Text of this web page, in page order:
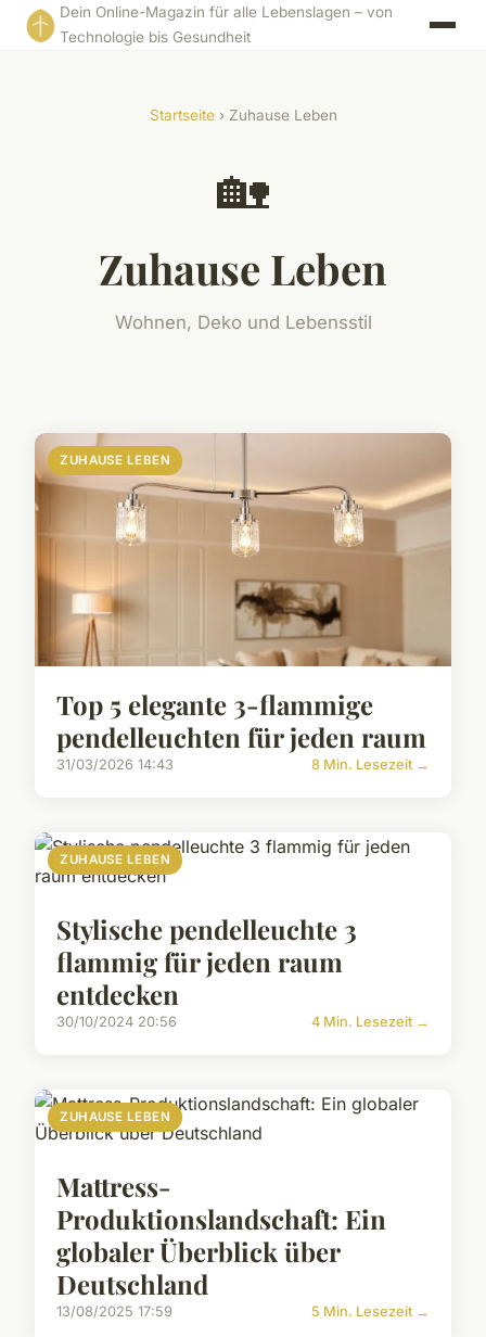
Dein Online-Magazin für alle Lebenslagen – von
Technologie bis Gesundheit
Startseite› Zuhause Leben
🏡
Zuhause Leben
Wohnen, Deko und Lebensstil
ZUHAUSE LEBEN
Top 5 elegante 3-flammige
pendelleuchten für jeden raum
31/03/2026 14:43 8 Min. Lesezeit →
ZUHAUSE LEBEN
Stylische pendelleuchte 3
flammig für jeden raum
entdecken
30/10/2024 20:56 4 Min. Lesezeit →
ZUHAUSE LEBEN
Mattress-
Produktionslandschaft: Ein
globaler Überblick über
Deutschland
13/08/2025 17:59 5 Min. Lesezeit →